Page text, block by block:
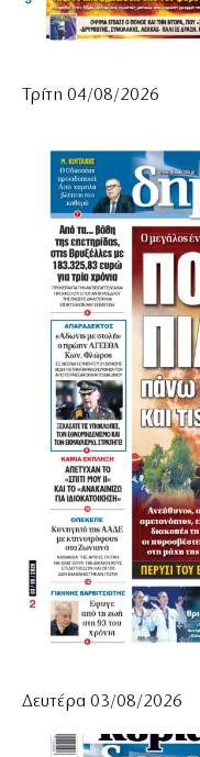
Τρίτη 04/08/2026
Δευτέρα 03/08/2026